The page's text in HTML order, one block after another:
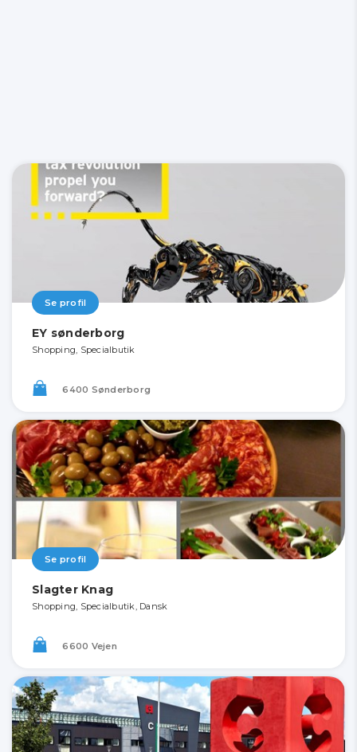
Se profil
EY sønderborg
Shopping, Specialbutik
6400 Sønderborg
Se profil
Slagter Knag
Shopping, Specialbutik, Dansk
6600 Vejen